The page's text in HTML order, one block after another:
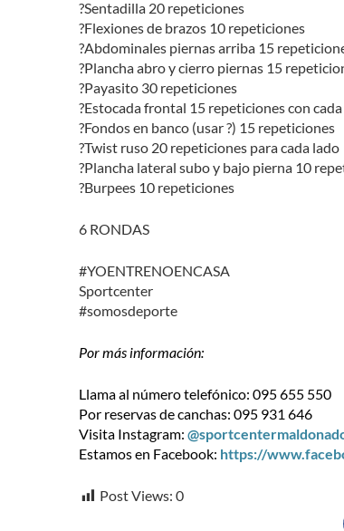
?Sentadilla 20 repeticiones
?Flexiones de brazos 10 repeticiones
?Abdominales piernas arriba 15
?Plancha abro y cierro piernas 15
?Payasito 30 repeticiones
?Estocada frontal 15 repeticiones con
?Fondos en banco (usar ?) 15 repeticiones
?Twist ruso 20 repeticiones para cada lado
?Plancha lateral subo y bajo pierna 10
?Burpees 10 repeticiones
6 RONDAS
#YOENTRENOENCASA
Sportcenter
#somosdeporte
Por más información:
Llama al número telefónico: 095 655 550
Por reservas de canchas: 095 931 646
Visita Instagram:
Estamos en Facebook: https://
Post Views: 0